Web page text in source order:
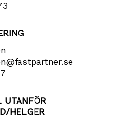
UTANFÖR
HELGER